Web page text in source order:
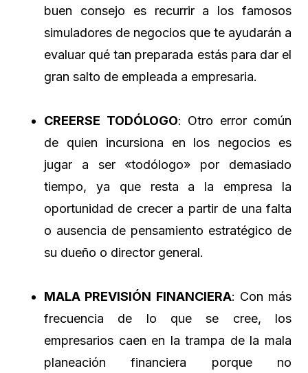
buen consejo es recurrir a los famosos
simuladores de negocios que te ayudarán a
evaluar qué tan preparada estás para dar el
gran salto de empleada a empresaria.
CREERSE TODÓLOGO: Otro error común
de quien incursiona en los negocios es
jugar a ser «todólogo» por demasiado
tiempo, ya que resta a la empresa la
oportunidad de crecer a partir de una falta
o ausencia de pensamiento estratégico de
su dueño o director general.
MALA PREVISIÓN FINANCIERA: Con más
frecuencia de lo que se cree, los
empresarios caen en la trampa de la mala
planeación financiera porque no